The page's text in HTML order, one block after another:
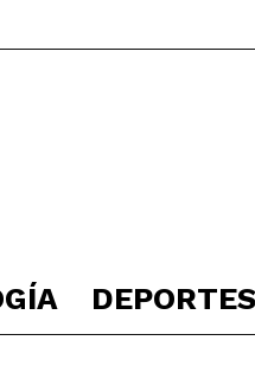
DEPORTES